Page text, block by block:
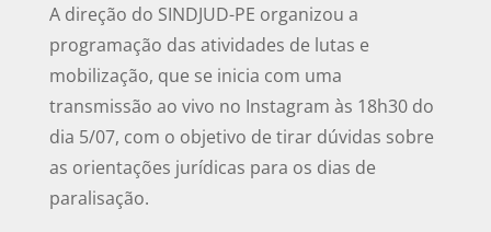
A direção do SINDJUD-PE organizou a
programação das atividades de lutas e
mobilização, que se inicia com uma
transmissão ao vivo no Instagram às 18h30 do
dia 5/07, com o objetivo de tirar dúvidas sobre
as orientações jurídicas para os dias de
paralisação.